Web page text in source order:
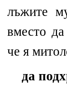
лъжите
вместо да
че я
да